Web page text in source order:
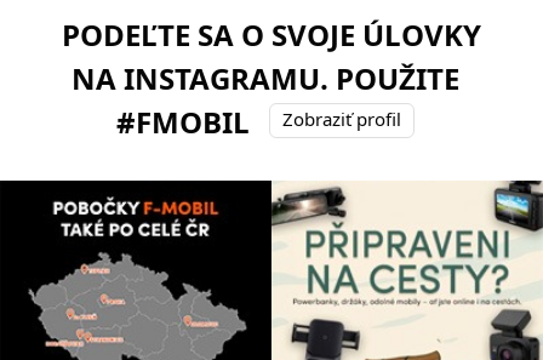
PODEĽTE SA O SVOJE ÚLOVKY
NA INSTAGRAMU. POUŽITE
#FMOBIL
Zobraziť profil